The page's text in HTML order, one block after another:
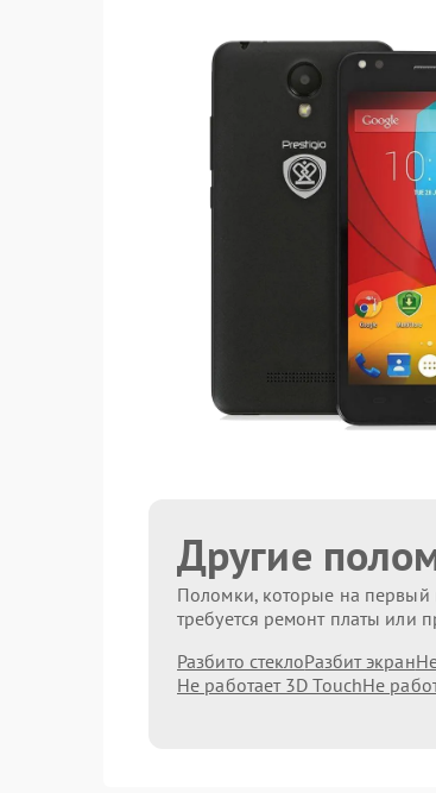
Другие
Поломки, которые на первый
требуется ремонт платы или
Разбито стеклоРазбит экран
Не работает 3D TouchНе